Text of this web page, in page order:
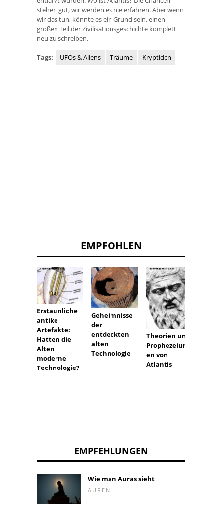
stehen gut, wir werden es nie erfahren. Aber wenn
wir das tun, könnte es ein Grund sein, einen
großen Teil der Zivilisationsgeschichte komplett
neu zu schreiben.
Tags: UFOs & Aliens Träume Kryptiden
EMPFOHLEN
Erstaunliche
antike
Artefakte:
Hatten die
Alten
moderne
Technologie?
Geheimnisse
der
entdeckten
alten
Technologie
Theorien und
Prophezeiung
en von
Atlantis
EMPFEHLUNGEN
Wie man Auras sieht
AUREN